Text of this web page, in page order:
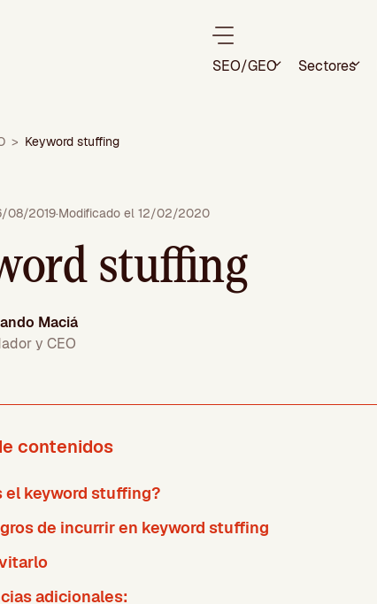
SEO/GEO Sectores
> Keyword stuffing
08/2019·Modificado el 12/02/2020
stuffing
Maciá
y CEO
contenidos
el keyword stuffing?
de incurrir en keyword stuffing
adicionales: